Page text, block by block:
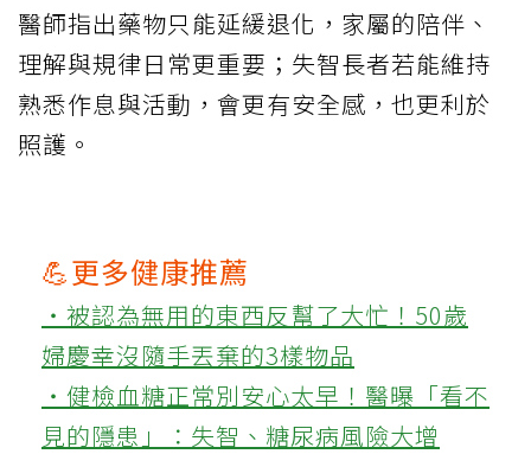
醫師指出藥物只能延緩退化，家屬的陪伴、
理解與規律日常更重要；失智長者若能維持
熟悉作息與活動，會更有安全感，也更利於
照護。
💪更多健康推薦
‧被認為無用的東西反幫了大忙！50歲
婦慶幸沒隨手丟棄的3樣物品
‧健檢血糖正常別安心太早！醫曝「看不
見的隱患」：失智、糖尿病風險大增